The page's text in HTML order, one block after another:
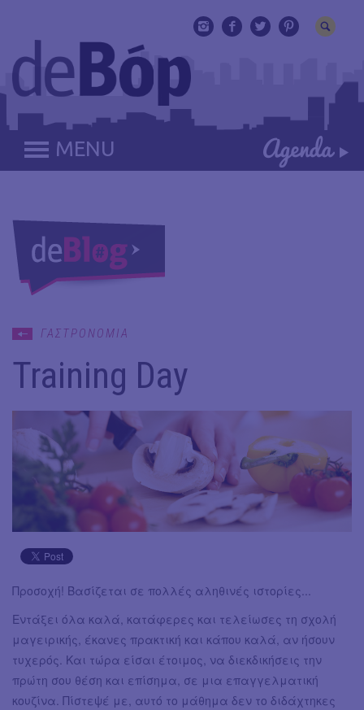
MENU
ΓΑΣΤΡΟΝΟΜΙΑ
Training Day
Προσοχή! Βασίζεται σε πολλές αληθινές ιστορίες...
Εντάξει όλα καλά, κατάφερες και τελείωσες τη σχολή
μαγειρικής, έκανες πρακτική και κάπου καλά, αν ήσουν
τυχερός. Και τώρα είσαι έτοιμος, να διεκδικήσεις την
πρώτη σου θέση και επίσημα, σε μια επαγγελματική
κουζίνα. Πίστεψέ με, αυτό το μάθημα δεν το διδάχτηκες